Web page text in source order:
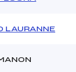
LAURANNE